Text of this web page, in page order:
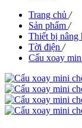
Trang chủ /
Sản phẩm /
Thiết bị nâng
Tời điện /
Cẩu xoay